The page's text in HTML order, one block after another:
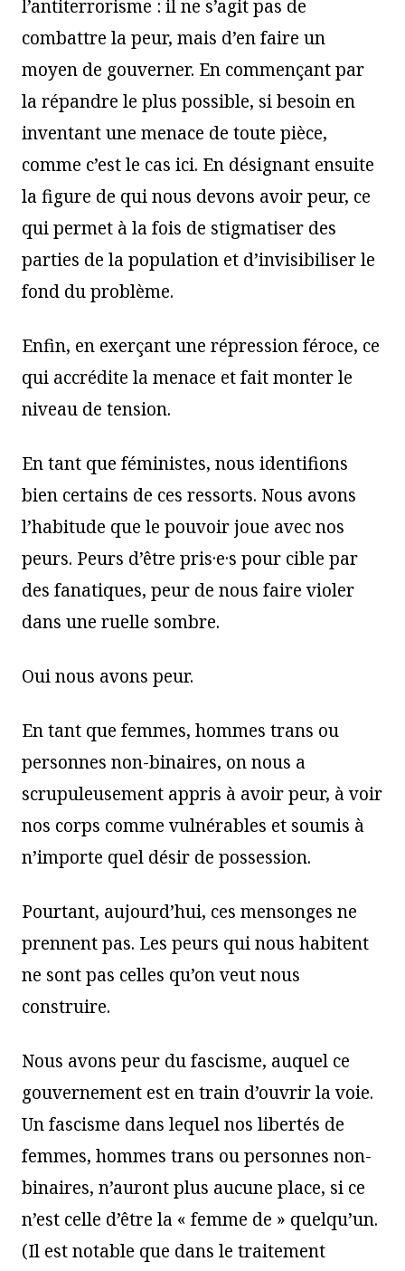
l’antiterrorisme : il ne s’agit pas de
combattre la peur, mais d’en faire un
moyen de gouverner. En commençant par
la répandre le plus possible, si besoin en
inventant une menace de toute pièce,
comme c’est le cas ici. En désignant ensuite
la figure de qui nous devons avoir peur, ce
qui permet à la fois de stigmatiser des
parties de la population et d’invisibiliser le
fond du problème.
Enfin, en exerçant une répression féroce, ce
qui accrédite la menace et fait monter le
niveau de tension.
En tant que féministes, nous identifions
bien certains de ces ressorts. Nous avons
l’habitude que le pouvoir joue avec nos
peurs. Peurs d’être pris·e·s pour cible par
des fanatiques, peur de nous faire violer
dans une ruelle sombre.
Oui nous avons peur.
En tant que femmes, hommes trans ou
personnes non-binaires, on nous a
scrupuleusement appris à avoir peur, à voir
nos corps comme vulnérables et soumis à
n’importe quel désir de possession.
Pourtant, aujourd’hui, ces mensonges ne
prennent pas. Les peurs qui nous habitent
ne sont pas celles qu’on veut nous
construire.
Nous avons peur du fascisme, auquel ce
gouvernement est en train d’ouvrir la voie.
Un fascisme dans lequel nos libertés de
femmes, hommes trans ou personnes non-
binaires, n’auront plus aucune place, si ce
n’est celle d’être la « femme de » quelqu’un.
(Il est notable que dans le traitement